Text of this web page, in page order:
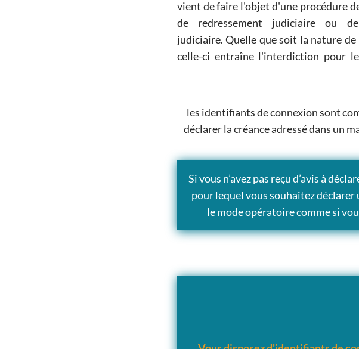
vient de faire l'objet d'une procédure de sauvegarde,
de redressement judiciaire ou de liquidation
judiciaire. Quelle que soit la nature de la procédure,
celle-ci entraîne l'interdiction pour
d'ouverture sous peine de sanctions pénales
pouvant également toucher le bénéficiaire des
les identifiants de connexion sont
déclarer la créance adressé dans un
Si vous n’avez pas reçu d’avis à
pour lequel vous souhaitez déclarer
le mode opératoire comme si